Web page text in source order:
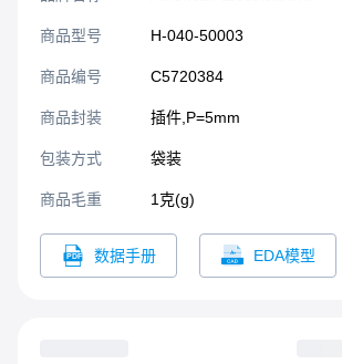
商品型号 H-040-50003
商品编号 C5720384
商品封装 插件,P=5mm​
包装方式 袋装
商品毛重 1克(g)
数据手册 EDA模型